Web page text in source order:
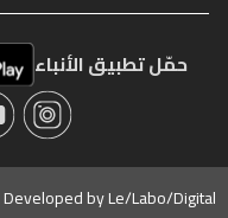
حمّل تطبيق الأنباء
byLe/Labo/Digital